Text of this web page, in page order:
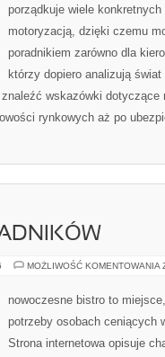
porządkuje wiele
motoryzacją, dzięki czemu
poradnikiem zarówno dla
którzy dopiero analizują
wskazówki dotyczące
rynkowych aż po
MOŻLIWOŚĆ KOMENTOWANIA
nowoczesne bistro to
potrzeby osobach ceniących
Strona internetowa opisuje